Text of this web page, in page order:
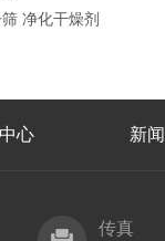
净化干燥剂
心 新
传真